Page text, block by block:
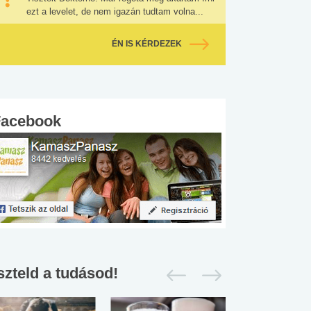
ezt a levelet, de nem igazán tudtam volna...
ÉN IS KÉRDEZEK
a tudásod!